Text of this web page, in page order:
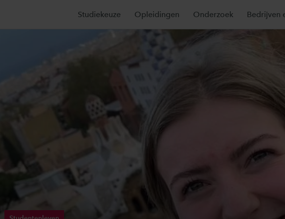
Studiekeuze Opleidingen Onderzoek Bedrijven